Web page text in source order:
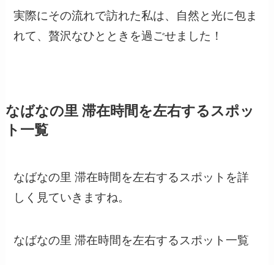
実際にその流れで訪れた私は、自然と光に包ま
れて、贅沢なひとときを過ごせました！
なばなの里 滞在時間を左右するスポッ
ト一覧
なばなの里 滞在時間を左右するスポットを詳
しく見ていきますね。
なばなの里 滞在時間を左右するスポット一覧